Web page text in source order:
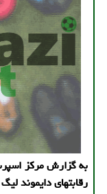
به گزارش مركز
رقابتهای دایموند